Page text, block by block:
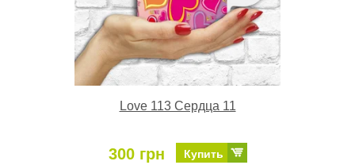
Love 113 Сердца 11
300 грн Купить